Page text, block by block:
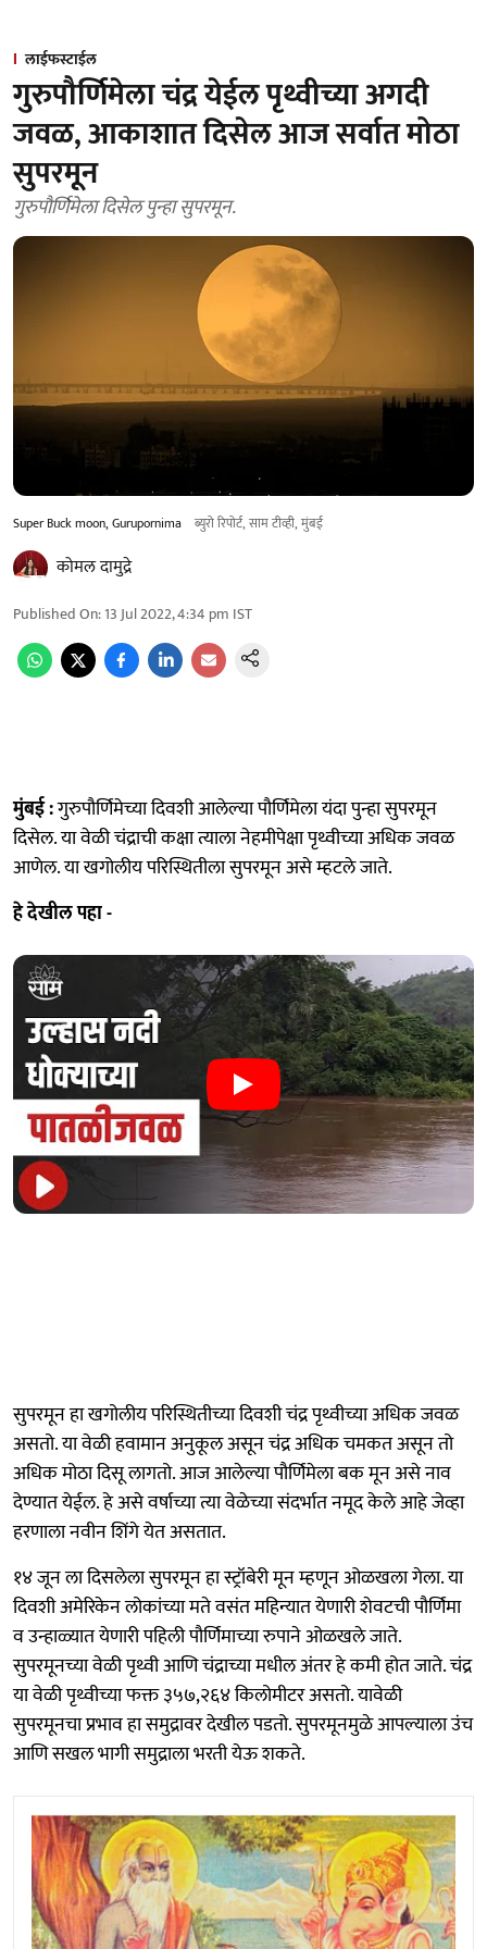
लाईफस्टाईल
गुरुपौर्णिमेला चंद्र येईल पृथ्वीच्या अगदी
जवळ, आकाशात दिसेल आज सर्वात मोठा
सुपरमून
गुरुपौर्णिमेला दिसेल पुन्हा सुपरमून.
Super Buck moon, Gurupornima ब्युरो रिपोर्ट, साम टीव्ही, मुंबई
कोमल दामुद्रे
Published On:13 Jul 2022, 4:34 pm IST
मुंबई :गुरुपौर्णिमेच्या दिवशी आलेल्या पौर्णिमेला यंदा पुन्हा सुपरमून
दिसेल. या वेळी चंद्राची कक्षा त्याला नेहमीपेक्षा पृथ्वीच्या अधिक जवळ
आणेल. या खगोलीय परिस्थितीला सुपरमून असे म्हटले जाते.
हे देखील पहा -
सुपरमून हा खगोलीय परिस्थितीच्या दिवशी चंद्र पृथ्वीच्या अधिक जवळ
असतो. या वेळी हवामान अनुकूल असून चंद्र अधिक चमकत असून तो
अधिक मोठा दिसू लागतो. आज आलेल्या पौर्णिमेला बक मून असे नाव
देण्यात येईल. हे असे वर्षाच्या त्या वेळेच्या संदर्भात नमूद केले आहे जेव्हा
हरणाला नवीन शिंगे येत असतात.
१४ जून ला दिसलेला सुपरमून हा स्ट्रॉबेरी मून म्हणून ओळखला गेला. या
दिवशी अमेरिकेन लोकांच्या मते वसंत महिन्यात येणारी शेवटची पौर्णिमा
व उन्हाळ्यात येणारी पहिली पौर्णिमाच्या रुपाने ओळखले जाते.
सुपरमूनच्या वेळी पृथ्वी आणि चंद्राच्या मधील अंतर हे कमी होत जाते. चंद्र
या वेळी पृथ्वीच्या फक्त ३५७,२६४ किलोमीटर असतो. यावेळी
सुपरमूनचा प्रभाव हा समुद्रावर देखील पडतो. सुपरमूनमुळे आपल्याला उंच
आणि सखल भागी समुद्राला भरती येऊ शकते.